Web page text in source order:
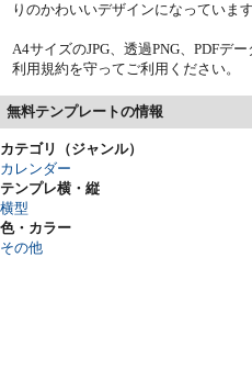
りのかわいいデザインになっています
A4サイズのJPG、透過PNG、PDFデー
利用規約を守ってご利用ください。
無料テンプレートの情報
カテゴリ（ジャンル）
カレンダー
テンプレ横・縦
横型
色・カラー
その他